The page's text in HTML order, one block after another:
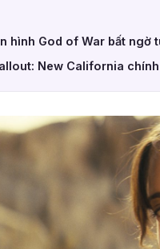
hình God of War bất ngờ
New California